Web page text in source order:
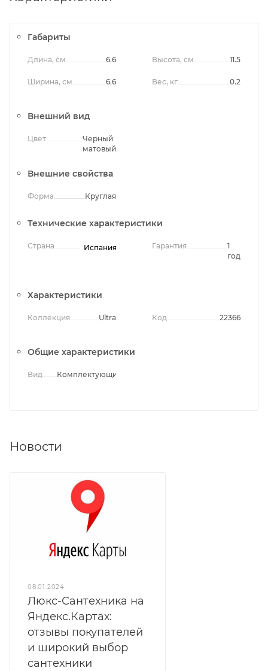
Габариты
Длина, см 6.6
Ширина, см 6.6
Высота, см 11.5
Вес, кг 0.2
Внешний вид
Цвет
Черный
матовый
Внешние свойства
Форма Круглая
Технические характеристики
Страна Гарантия
1
год
Характеристики
Коллекция Ultra Код 22366
Общие характеристики
Вид Комплектующие
Новости
08.01.2024
Люкс-Сантехника на
Яндекс.Картах:
отзывы покупателей
и широкий выбор
сантехники